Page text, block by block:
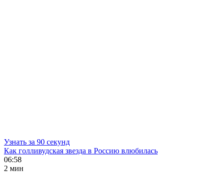
Узнать за 90 секунд
Как голливудская звезда в Россию влюбилась
06:58
2 мин